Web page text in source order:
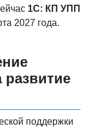
1С: КП УПП
2027 года.
поддержки